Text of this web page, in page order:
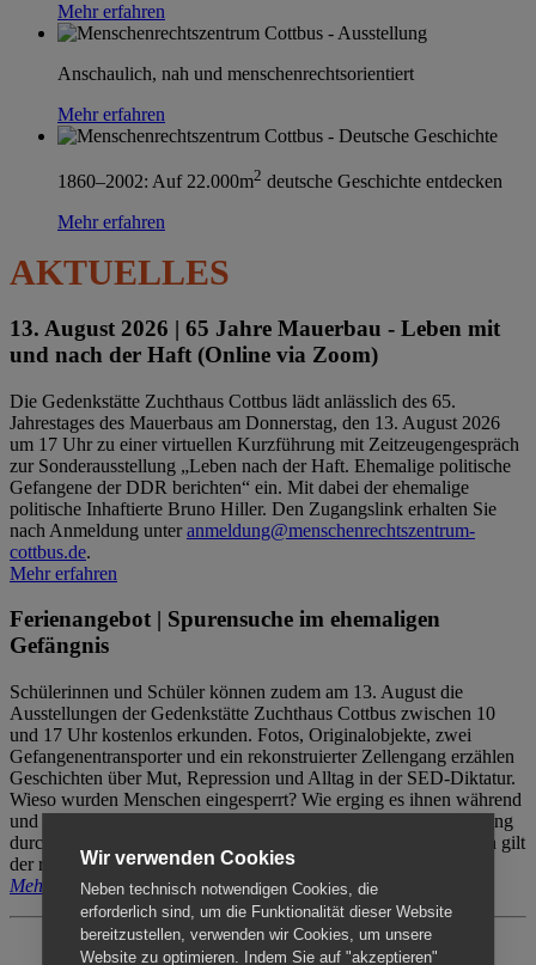
Mehr erfahren
Anschaulich, nah und menschenrechtsorientiert
Mehr erfahren
1860–2002: Auf 22.000m2 deutsche Geschichte entdecken
Mehr erfahren
AKTUELLES
13. August 2026 | 65 Jahre Mauerbau - Leben mit
und nach der Haft (Online via Zoom)
Die Gedenkstätte Zuchthaus Cottbus lädt anlässlich des 65.
Jahrestages des Mauerbaus am Donnerstag, den 13. August 2026
um 17 Uhr zu einer virtuellen Kurzführung mit Zeitzeugengespräch
zur Sonderausstellung „Leben nach der Haft. Ehemalige politische
Gefangene der DDR berichten“ ein. Mit dabei der ehemalige
politische Inhaftierte Bruno Hiller. Den Zugangslink erhalten Sie
nach Anmeldung unteranmeldung@menschenrechtszentrum-
cottbus.de.
Mehr erfahren
Ferienangebot | Spurensuche im ehemaligen
Gefängnis
Schülerinnen und Schüler können zudem am 13. August die
Ausstellungen der Gedenkstätte Zuchthaus Cottbus zwischen 10
und 17 Uhr kostenlos erkunden. Fotos, Originalobjekte, zwei
Gefangenentransporter und ein rekonstruierter Zellengang erzählen
Geschichten über Mut, Repression und Alltag in der SED-Diktatur.
Wieso wurden Menschen eingesperrt? Wie erging es ihnen während
und nach der Haft? Der Besuch erfolgt individuell ohne Betreuung
durch das Menschenrechtszentrum Cottbus. Für Begleitpersonen gilt
der reguläre Eintritt (8€ / ermäßigt 5€).
Mehr erfahren
Wir verwenden Cookies
Neben technisch notwendigen Cookies, die
erforderlich sind, um die Funktionalität dieser Website
bereitzustellen, verwenden wir Cookies, um unsere
Website zu optimieren. Indem Sie auf "akzeptieren"